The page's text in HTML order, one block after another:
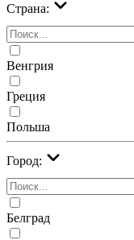
Страна:
Венгрия
Греция
Польша
Город:
Белград